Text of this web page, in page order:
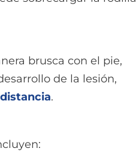
brusca con el pie,
de la lesión,
.